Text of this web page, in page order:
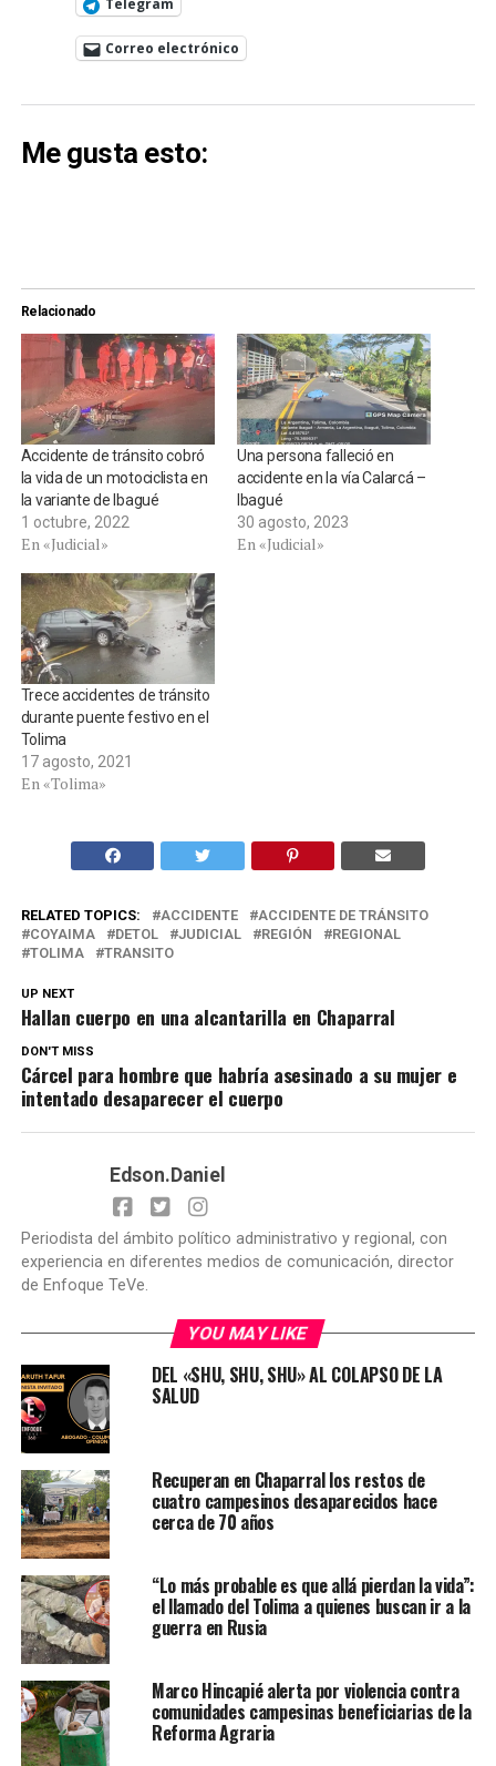
Telegram
Correo electrónico
Me gusta esto:
Relacionado
Accidente de tránsito cobró
la vida de un motociclista en
la variante de Ibagué
1 octubre, 2022
En «Judicial»
Una persona falleció en
accidente en la vía Calarcá –
Ibagué
30 agosto, 2023
En «Judicial»
Trece accidentes de tránsito
durante puente festivo en el
Tolima
17 agosto, 2021
En «Tolima»
RELATED TOPICS: ACCIDENTE
ACCIDENTE DE TRÁNSITO
COYAIMA
DETOL JUDICIAL REGIÓN
REGIONAL
TOLIMA
TRANSITO
UP NEXT
Hallan cuerpo en una alcantarilla en Chaparral
DON'T MISS
Cárcel para hombre que habría asesinado a su mujer e
intentado desaparecer el cuerpo
Edson.Daniel
Periodista del ámbito político administrativo y regional, con
experiencia en diferentes medios de comunicación, director
de Enfoque TeVe.
YOU MAY LIKE
DEL «SHU, SHU, SHU» AL COLAPSO DE LA
SALUD
Recuperan en Chaparral los restos de
cuatro campesinos desaparecidos hace
cerca de 70 años
“Lo más probable es que allá pierdan la vida”:
el llamado del Tolima a quienes buscan ir a la
guerra en Rusia
Marco Hincapié alerta por violencia contra
comunidades campesinas beneficiarias de la
Reforma Agraria